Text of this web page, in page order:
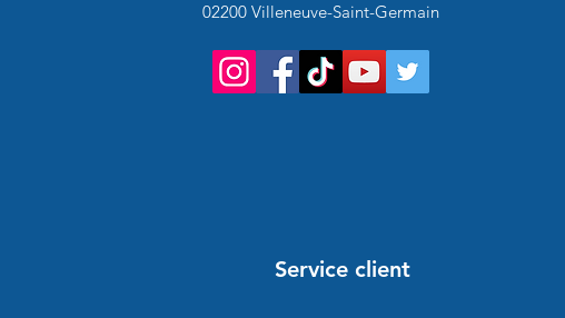
02200 Villeneuve-Saint-Germain
Service client